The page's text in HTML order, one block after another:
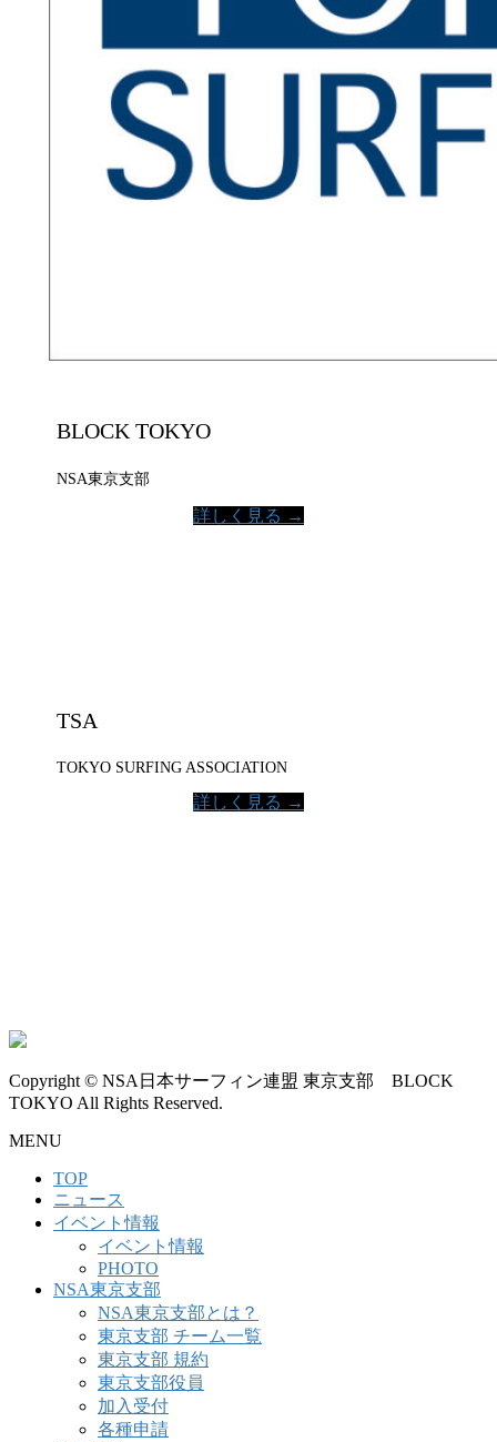
BLOCK TOKYO
NSA東京支部
詳しく見る →
TSA
TOKYO SURFING ASSOCIATION
詳しく見る →
Copyright © NSA日本サーフィン連盟 東京支部 BLOCK
TOKYO All Rights Reserved.
MENU
TOP
ニュース
イベント情報
イベント情報
PHOTO
NSA東京支部
NSA東京支部とは？
東京支部 チーム一覧
東京支部 規約
東京支部役員
加入受付
各種申請